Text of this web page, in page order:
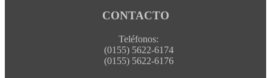
CONTACTO
Teléfonos:
(0155) 5622-6174
(0155) 5622-6176